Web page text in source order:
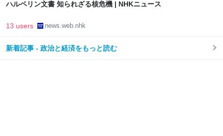
ハルペリン文書 知られざる核危機 | NHKニュース
13 users news.web.nhk
新着記事 - 政治と経済をもっと読む